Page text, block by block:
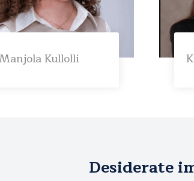
Kullolli
Desiderate